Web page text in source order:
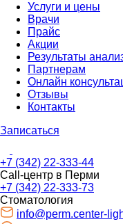
Услуги и цены
Врачи
Прайс
Акции
Результаты
Партнерам
Онлайн
Отзывы
Контакты
Записаться
+7 (342) 22-333-44
Call-центр в Перми
+7 (342) 22-333-73
Стоматология
info@perm.center-